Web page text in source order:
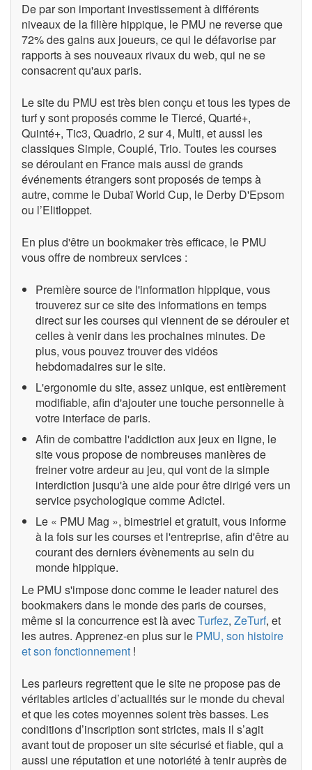
De par son important investissement à différents
niveaux de la filière hippique, le PMU ne reverse que
72% des gains aux joueurs, ce qui le défavorise par
rapports à ses nouveaux rivaux du web, qui ne se
consacrent qu'aux paris.
Le site du PMU est très bien conçu et tous les types de
turf y sont proposés comme le Tiercé, Quarté+,
Quinté+, Tic3, Quadrio, 2 sur 4, Multi, et aussi les
classiques Simple, Couplé, Trio. Toutes les courses
se déroulant en France mais aussi de grands
événements étrangers sont proposés de temps à
autre, comme le Dubaï World Cup, le Derby D'Epsom
ou l’Elitloppet.
En plus d'être un bookmaker très efficace, le PMU
vous offre de nombreux services :
Première source de l'information hippique, vous
trouverez sur ce site des informations en temps
direct sur les courses qui viennent de se dérouler et
celles à venir dans les prochaines minutes. De
plus, vous pouvez trouver des vidéos
hebdomadaires sur le site.
L'ergonomie du site, assez unique, est entièrement
modifiable, afin d'ajouter une touche personnelle à
votre interface de paris.
Afin de combattre l'addiction aux jeux en ligne, le
site vous propose de nombreuses manières de
freiner votre ardeur au jeu, qui vont de la simple
interdiction jusqu'à une aide pour être dirigé vers un
service psychologique comme Adictel.
Le « PMU Mag », bimestriel et gratuit, vous informe
à la fois sur les courses et l'entreprise, afin d'être au
courant des derniers évènements au sein du
monde hippique.
Le PMU s'impose donc comme le leader naturel des
bookmakers dans le monde des paris de courses,
même si la concurrence est là avecTurfez, ZeTurf, et
les autres. Apprenez-en plus sur le PMU, son histoire
et son fonctionnement !
Les parieurs regrettent que le site ne propose pas de
véritables articles d’actualités sur le monde du cheval
et que les cotes moyennes soient très basses. Les
conditions d’inscription sont strictes, mais il s’agit
avant tout de proposer un site sécurisé et fiable, qui a
aussi une réputation et une notoriété à tenir auprès de